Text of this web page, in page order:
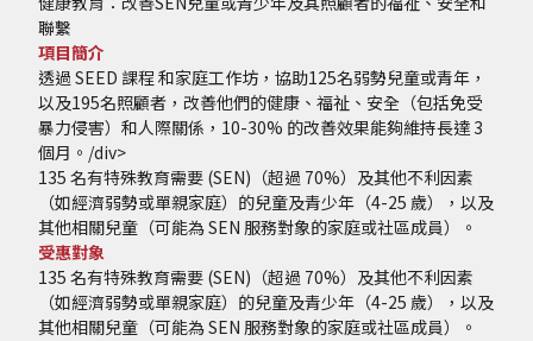
聯繫
項目簡介
透過 SEED 課程 和家庭工作坊，協助125名弱勢兒童或青年，
以及195名照顧者，改善他們的健康、福祉、安全（包括免受
暴力侵害）和人際關係，10-30% 的改善效果能夠維持長達 3
個月。/div>
135 名有特殊教育需要 (SEN)（超過 70%）及其他不利因素
（如經濟弱勢或單親家庭）的兒童及青少年（4-25 歲），以及
其他相關兒童（可能為 SEN 服務對象的家庭或社區成員）。
受惠對象
135 名有特殊教育需要 (SEN)（超過 70%）及其他不利因素
（如經濟弱勢或單親家庭）的兒童及青少年（4-25 歲），以及
其他相關兒童（可能為 SEN 服務對象的家庭或社區成員）。